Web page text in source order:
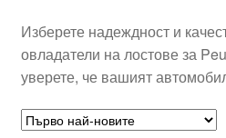
Изберете надеждност и
овладатели на лостове за
уверете, че вашият